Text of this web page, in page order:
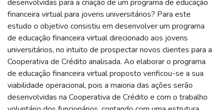
desenvolvidas para a criação de um programa de educação
financeira virtual para jovens universitários? Para este
estudo o objetivo consistiu em desenvolver um programa
de educação financeira virtual direcionado aos jovens
universitários, no intuito de prospectar novos clientes para a
Cooperativa de Crédito analisada. Ao elaborar o programa
de educação financeira virtual proposto verificou-se a sua
viabilidade operacional, pois a maioria das ações serão
desenvolvidas na Cooperativa de Crédito e com o trabalho